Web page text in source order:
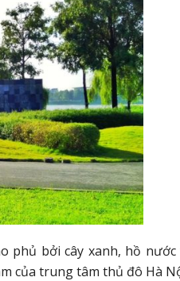
phủ bởi cây xanh, hồ nước
của trung tâm thủ đô Hà